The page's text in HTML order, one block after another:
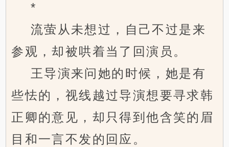
*
流萤从未想过，自己不过是来
参观，却被哄着当了回演员。
王导演来问她的时候，她是有
些怯的，视线越过导演想要寻求韩
正卿的意见，却只得到他含笑的眉
目和一言不发的回应。